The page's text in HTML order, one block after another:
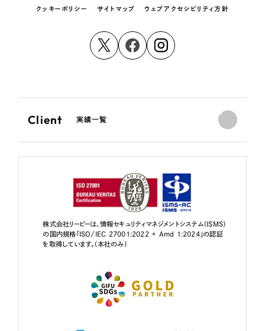
クッキーポリシー サイトマップ ウェブアクセシビリティ方針
Client 実績一覧
株式会社リーピーは、情報セキュリティマネジメントシステム（ISMS）
の国内規格「ISO/IEC 27001:2022 + Amd 1:2024」の認証
を取得しています。（本社のみ）